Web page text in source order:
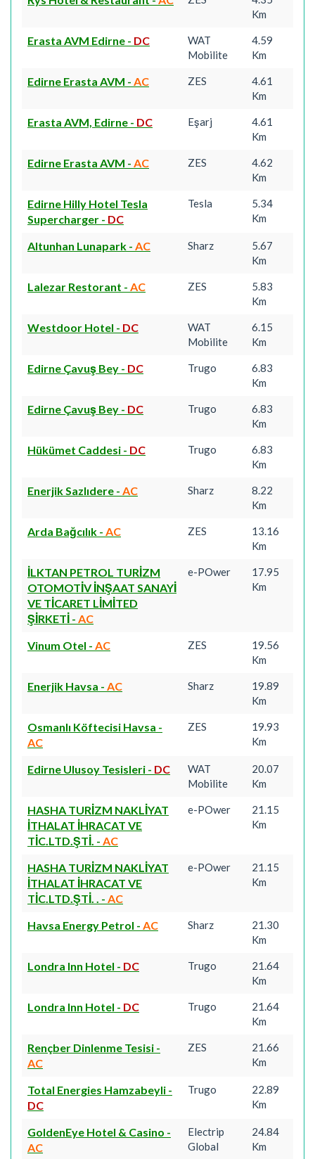
Km
Erasta AVM Edirne - DC
WAT
Mobilite
4.59
Km
Edirne Erasta AVM - AC ZES
4.61
Km
Erasta AVM, Edirne - DC Eşarj
4.61
Km
Edirne Erasta AVM - AC ZES
4.62
Km
Edirne Hilly Hotel Tesla
Supercharger - DC
Tesla
5.34
Km
Altunhan Lunapark - AC Sharz
5.67
Km
Lalezar Restorant - AC ZES
5.83
Km
Westdoor Hotel - DC
WAT
Mobilite
6.15
Km
Edirne Çavuş Bey - DC Trugo
6.83
Km
Edirne Çavuş Bey - DC Trugo
6.83
Km
Hükümet Caddesi - DC Trugo
6.83
Km
Enerjik Sazlıdere - AC Sharz
8.22
Km
Arda Bağcılık - AC ZES
13.16
Km
İLKTAN PETROL TURİZM
OTOMOTİV İNŞAAT SANAYİ
VE TİCARET LİMİTED
ŞİRKETİ - AC
e-POwer
17.95
Km
Vinum Otel - AC ZES
19.56
Km
Enerjik Havsa - AC Sharz
19.89
Km
Osmanlı Köftecisi Havsa -
AC
ZES
19.93
Km
Edirne Ulusoy Tesisleri - DC
WAT
Mobilite
20.07
Km
HASHA TURİZM NAKLİYAT
İTHALAT İHRACAT VE
TİC.LTD.ŞTİ. - AC
e-POwer
21.15
Km
HASHA TURİZM NAKLİYAT
İTHALAT İHRACAT VE
TİC.LTD.ŞTİ. . - AC
e-POwer
21.15
Km
Havsa Energy Petrol - AC Sharz
21.30
Km
Londra Inn Hotel - DC Trugo
21.64
Km
Londra Inn Hotel - DC Trugo
21.64
Km
Rençber Dinlenme Tesisi -
AC
ZES
21.66
Km
Total Energies Hamzabeyli -
DC
Trugo
22.89
Km
GoldenEye Hotel & Casino -
AC
Electrip
Global
24.84
Km